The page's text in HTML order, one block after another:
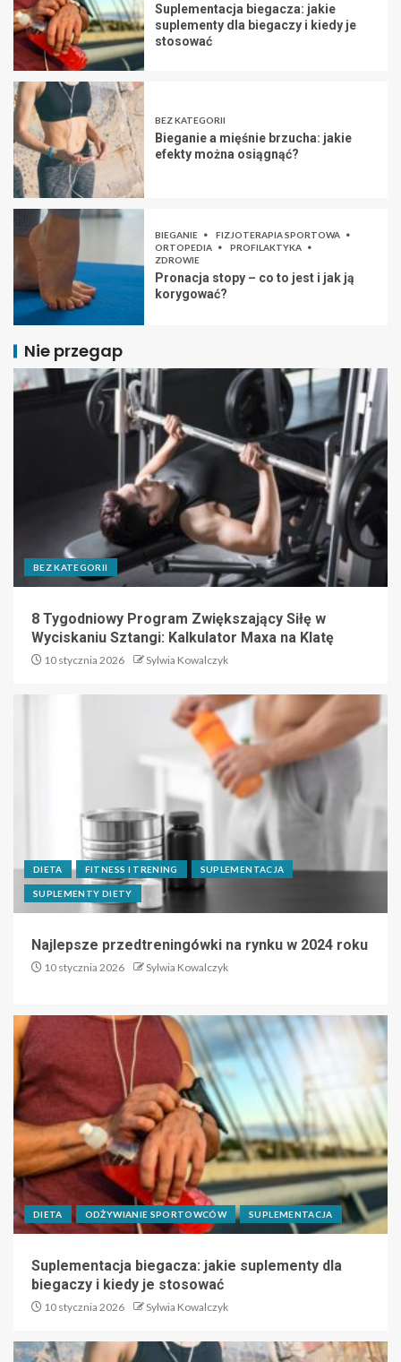
Suplementacja biegacza: jakie
suplementy dla biegaczy i kiedy je
stosować
BEZ KATEGORII
Bieganie a mięśnie brzucha: jakie
efekty można osiągnąć?
BIEGANIE
FIZJOTERAPIA SPORTOWA
ORTOPEDIA
PROFILAKTYKA
ZDROWIE
Pronacja stopy – co to jest i jak ją
korygować?
Nie przegap
BEZ KATEGORII
8 Tygodniowy Program Zwiększający Siłę w
Wyciskaniu Sztangi: Kalkulator Maxa na Klatę
10 stycznia 2026 Sylwia Kowalczyk
DIETA FITNESS I TRENING SUPLEMENTACJA
SUPLEMENTY DIETY
Najlepsze przedtreningówki na rynku w 2024 roku
10 stycznia 2026 Sylwia Kowalczyk
DIETA ODŻYWIANIE SPORTOWCÓW SUPLEMENTACJA
Suplementacja biegacza: jakie suplementy dla
biegaczy i kiedy je stosować
10 stycznia 2026 Sylwia Kowalczyk